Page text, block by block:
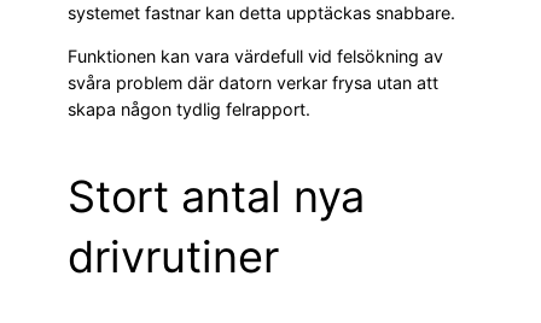
systemet fastnar kan detta upptäckas snabbare.
Funktionen kan vara värdefull vid felsökning av
svåra problem där datorn verkar frysa utan att
skapa någon tydlig felrapport.
Stort antal nya
drivrutiner